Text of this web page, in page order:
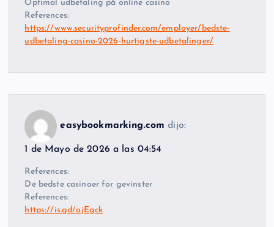
Optimal udbetaling på online casino
References:
https://www.securityprofinder.com/employer/bedste-
udbetaling-casino-2026-hurtigste-udbetalinger/
easybookmarking.com dijo:
1 de Mayo de 2026 a las 04:54
References:
De bedste casinoer for gevinster
References:
https://is.gd/ojEgck